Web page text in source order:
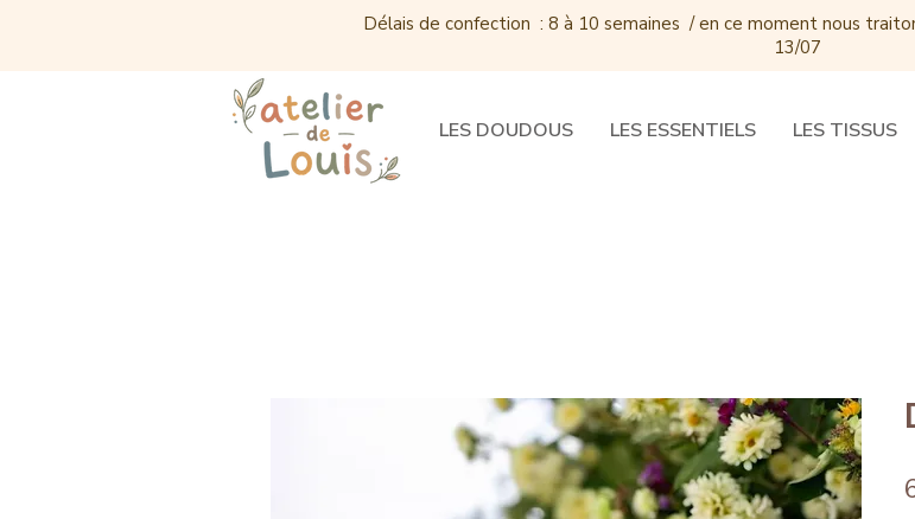
Délais de confection : 8 à 10 semaines / en ce moment nous
13/07
LES DOUDOUS LES ESSENTIELS LES TISSUS